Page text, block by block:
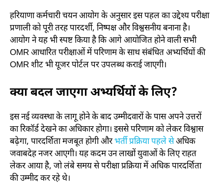
हरियाणा कर्मचारी चयन आयोग के अनुसार इस पहल का उद्देश्य परीक्षा
प्रणाली को पूरी तरह पारदर्शी, निष्पक्ष और विश्वसनीय बनाना है।
आयोग ने यह भी स्पष्ट किया है कि आगे आयोजित होने वाली सभी
OMR आधारित परीक्षाओं में परिणाम के साथ संबंधित अभ्यर्थियों की
OMR शीट भी यूजर पोर्टल पर उपलब्ध कराई जाएगी।
क्या बदल जाएगा अभ्यर्थियों के लिए?
इस नई व्यवस्था के लागू होने के बाद उम्मीदवारों के पास अपने उत्तरों
का रिकॉर्ड देखने का अधिकार होगा। इससे परिणाम को लेकर विश्वास
बढ़ेगा, पारदर्शिता मजबूत होगी औरभर्ती प्रक्रिया पहले सेअधिक
जवाबदेह नजर आएगी। यह कदम उन लाखों युवाओं के लिए राहत
लेकर आया है, जो लंबे समय से परीक्षा प्रक्रिया में अधिक पारदर्शिता
की उम्मीद कर रहे थे।